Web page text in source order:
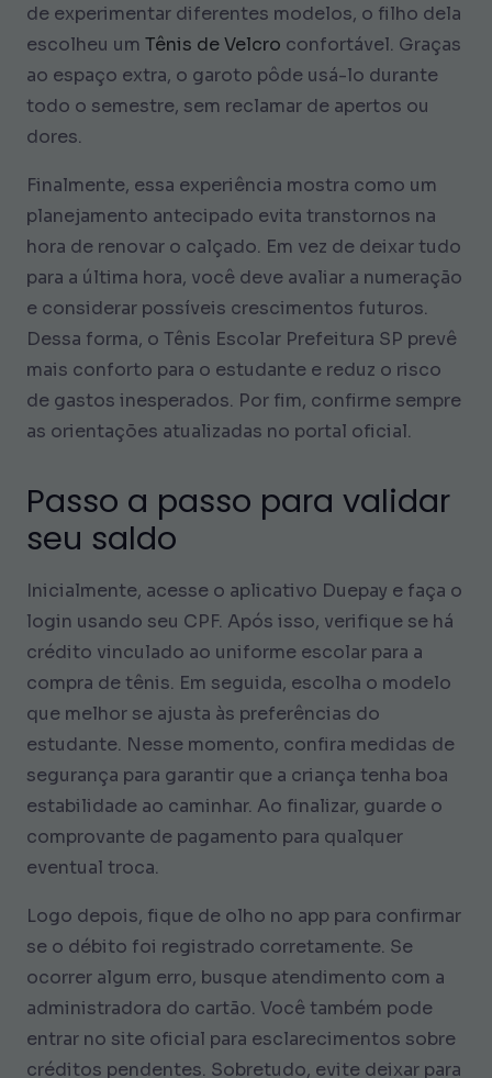
de experimentar diferentes modelos, o filho dela
escolheu um Tênis de Velcro confortável. Graças
ao espaço extra, o garoto pôde usá-lo durante
todo o semestre, sem reclamar de apertos ou
dores.
Finalmente, essa experiência mostra como um
planejamento antecipado evita transtornos na
hora de renovar o calçado. Em vez de deixar tudo
para a última hora, você deve avaliar a numeração
e considerar possíveis crescimentos futuros.
Dessa forma, o Tênis Escolar Prefeitura SP prevê
mais conforto para o estudante e reduz o risco
de gastos inesperados. Por fim, confirme sempre
as orientações atualizadas no portal oficial.
Passo a passo para validar
seu saldo
Inicialmente, acesse o aplicativo Duepay e faça o
login usando seu CPF. Após isso, verifique se há
crédito vinculado ao uniforme escolar para a
compra de tênis. Em seguida, escolha o modelo
que melhor se ajusta às preferências do
estudante. Nesse momento, confira medidas de
segurança para garantir que a criança tenha boa
estabilidade ao caminhar. Ao finalizar, guarde o
comprovante de pagamento para qualquer
eventual troca.
Logo depois, fique de olho no app para confirmar
se o débito foi registrado corretamente. Se
ocorrer algum erro, busque atendimento com a
administradora do cartão. Você também pode
entrar no site oficial para esclarecimentos sobre
créditos pendentes. Sobretudo, evite deixar para